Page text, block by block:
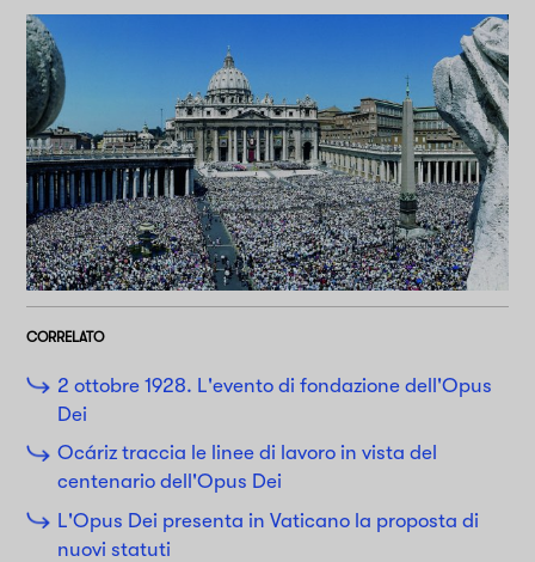
CORRELATO
2 ottobre 1928. L'evento di fondazione dell'Opus
Dei
Ocáriz traccia le linee di lavoro in vista del
centenario dell'Opus Dei
L'Opus Dei presenta in Vaticano la proposta di
nuovi statuti